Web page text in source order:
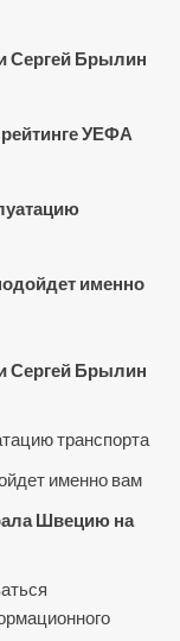
Сергей Брылин
УЕФА
именно
Сергей Брылин
транспорта
именно вам
Швецию на